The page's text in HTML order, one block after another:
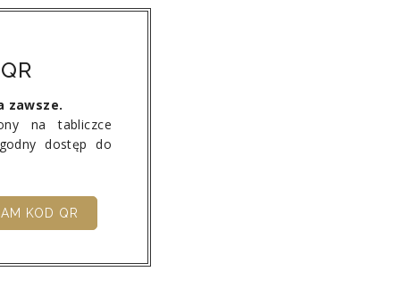
zawsze.
na tabliczce
dostęp do
KOD QR